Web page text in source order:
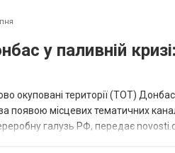
у паливній
окуповані території (ТОТ)
появою місцевих тематичних
галузь РФ, передає